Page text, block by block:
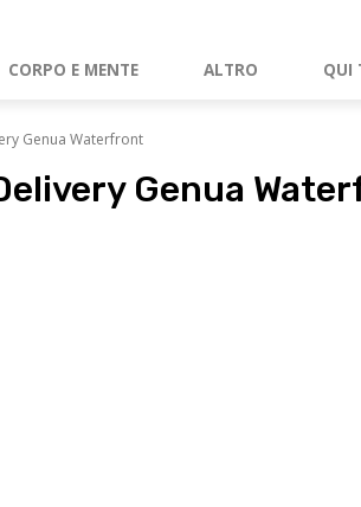
CORPO E MENTE ALTRO QUI
Genua Waterfront
Genua